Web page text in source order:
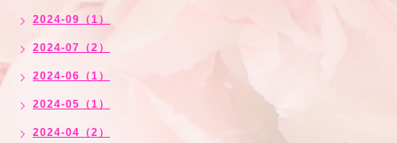
2024-09（1）
2024-07（2）
2024-06（1）
2024-05（1）
2024-04（2）